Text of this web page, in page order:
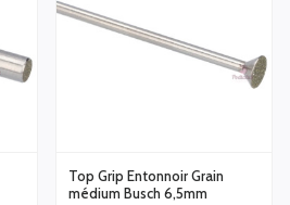
Top Grip Entonnoir Grain
médium Busch 6,5mm